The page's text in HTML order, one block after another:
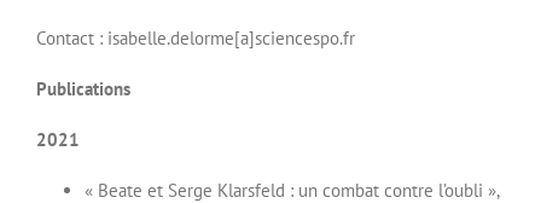
Contact : isabelle.delorme[a]sciencespo.fr
Publications
2021
« Beate et Serge Klarsfeld : un combat contre l’oubli »,